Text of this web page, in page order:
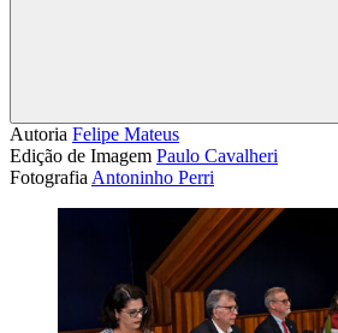
Compartilhar
Autoria Felipe Mateus
Edição de Imagem Paulo Cavalheri
Fotografia Antoninho Perri